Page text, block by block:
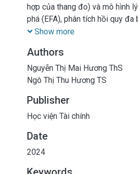
hợp của thang đo) và mô hình
phá (EFA), phân tích hồi quy
kế toán chi phí dòng nguyên
doanh, (4) Chi phí tổ chức Kế
nghiên cứu đều có tác động
sản xuất xi măng Việt Nam.
xuất xi măng Việt Nam.
Show more
Authors
Nguyễn Thị Mai Hương ThS
Ngô Thị Thu Hương TS
Publisher
Học viện Tài chính
Date
2024